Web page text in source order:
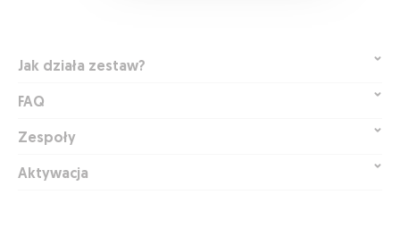
Jak działa zestaw?
FAQ
Zespoły
Aktywacja